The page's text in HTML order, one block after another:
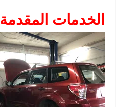
الخدمات المقدمة